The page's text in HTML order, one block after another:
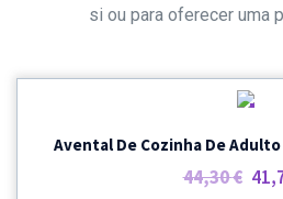
si ou para oferecer uma
Avental De Cozinha De
44,30€ O